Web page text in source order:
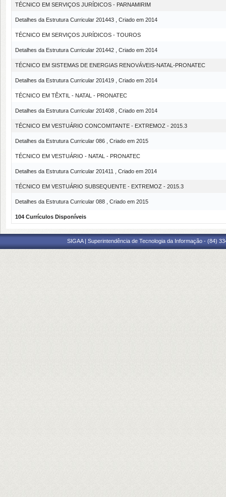
TÉCNICO EM SERVIÇOS JURÍDICOS - PARNAMIRIM
Detalhes da Estrutura Curricular 201443 , Criado em 2014
TÉCNICO EM SERVIÇOS JURÍDICOS - TOUROS
Detalhes da Estrutura Curricular 201442 , Criado em 2014
TÉCNICO EM SISTEMAS DE ENERGIAS RENOVÁVEIS-NATAL-PRONATEC
Detalhes da Estrutura Curricular 201419 , Criado em 2014
TÉCNICO EM TÊXTIL - NATAL - PRONATEC
Detalhes da Estrutura Curricular 201408 , Criado em 2014
TÉCNICO EM VESTUÁRIO CONCOMITANTE - EXTREMOZ - 2015.3
Detalhes da Estrutura Curricular 086 , Criado em 2015
TÉCNICO EM VESTUÁRIO - NATAL - PRONATEC
Detalhes da Estrutura Curricular 201411 , Criado em 2014
TÉCNICO EM VESTUÁRIO SUBSEQUENTE - EXTREMOZ - 2015.3
Detalhes da Estrutura Curricular 088 , Criado em 2015
104 Currículos Disponíveis
SIGAA | Superintendência de Tecnologia da Informação - (84)